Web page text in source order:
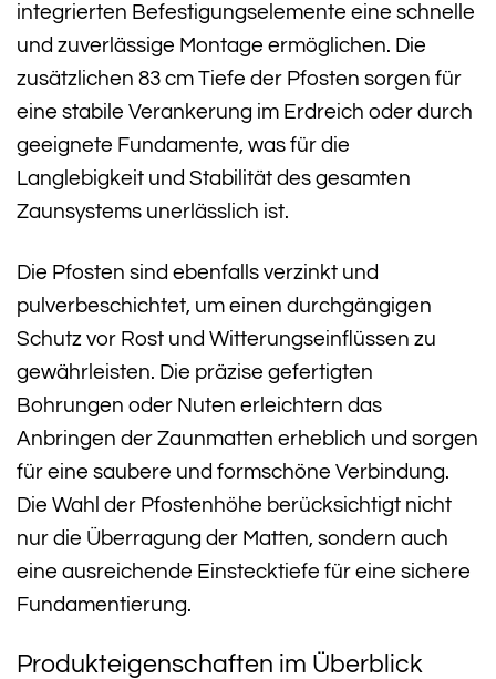
integrierten Befestigungselemente eine schnelle
und zuverlässige Montage ermöglichen. Die
zusätzlichen 83 cm Tiefe der Pfosten sorgen für
eine stabile Verankerung im Erdreich oder durch
geeignete Fundamente, was für die
Langlebigkeit und Stabilität des gesamten
Zaunsystems unerlässlich ist.
Die Pfosten sind ebenfalls verzinkt und
pulverbeschichtet, um einen durchgängigen
Schutz vor Rost und Witterungseinflüssen zu
gewährleisten. Die präzise gefertigten
Bohrungen oder Nuten erleichtern das
Anbringen der Zaunmatten erheblich und sorgen
für eine saubere und formschöne Verbindung.
Die Wahl der Pfostenhöhe berücksichtigt nicht
nur die Überragung der Matten, sondern auch
eine ausreichende Einstecktiefe für eine sichere
Fundamentierung.
Produkteigenschaften im Überblick